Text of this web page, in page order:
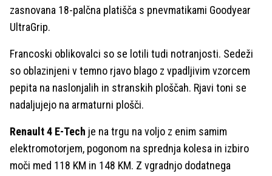
zasnovana 18-palčna platišča s pnevmatikami Goodyear
UltraGrip.
Francoski oblikovalci so se lotili tudi notranjosti. Sedeži
so oblazinjeni v temno rjavo blago z vpadljivim vzorcem
pepita na naslonjalih in stranskih ploščah. Rjavi toni se
nadaljujejo na armaturni plošči.
Renault 4 E-Tech je na trgu na voljo z enim samim
elektromotorjem, pogonom na sprednja kolesa in izbiro
moči med 118 KM in 148 KM. Z vgradnjo dodatnega